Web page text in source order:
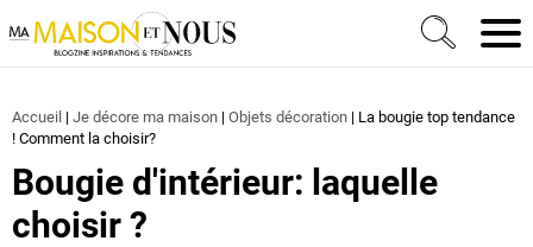
Ma Maison et Nous Construction, rénovation &
Accueil | Je décore ma maison | Objets décoration | La bougie top tendance
! Comment la choisir?
Bougie d'intérieur: laquelle
choisir ?